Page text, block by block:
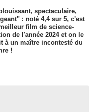
spectaculaire,
: noté 4,4 sur 5, c'est
film de science-
de l'année 2024 et on le
à un maître incontesté du
!